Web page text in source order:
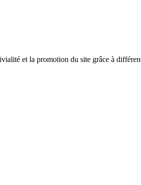
et la promotion du site grâce à